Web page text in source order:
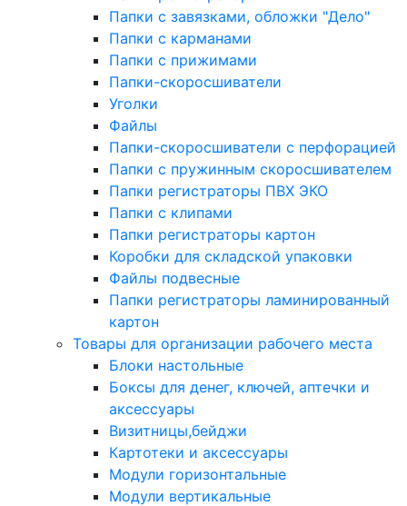
Папки с завязками, обложки "Дело"
Папки с карманами
Папки с прижимами
Папки-скоросшиватели
Уголки
Файлы
Папки-скоросшиватели с перфорацией
Папки с пружинным скоросшивателем
Папки регистраторы ПВХ ЭКО
Папки с клипами
Папки регистраторы картон
Коробки для складской упаковки
Файлы подвесные
Папки регистраторы ламинированный
картон
Товары для организации рабочего места
Блоки настольные
Боксы для денег, ключей, аптечки и
аксессуары
Визитницы,бейджи
Картотеки и аксессуары
Модули горизонтальные
Модули вертикальные